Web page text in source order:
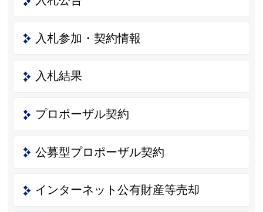
入札参加・契約情報
入札結果
プロポーザル契約
公募型プロポーザル契約
インターネット公有財産等売却